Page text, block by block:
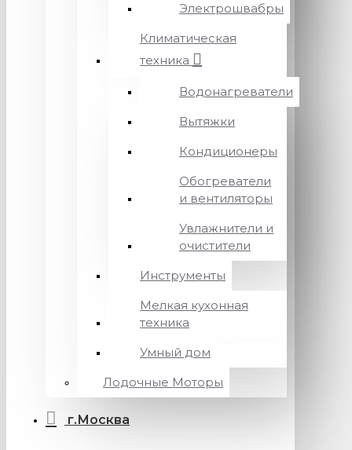
Электрошвабры
Климатическая
техника
Водонагреватели
Вытяжки
Кондиционеры
Обогреватели
и вентиляторы
Увлажнители и
очистители
Инструменты
Мелкая кухонная
техника
Умный дом
Лодочные Моторы
г.Москва